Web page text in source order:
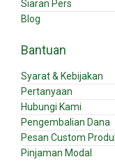
Siaran Pers
Blog
Bantuan
Syarat & Kebijakan
Pertanyaan
Hubungi Kami
Pengembalian Dana
Pesan Custom
Pinjaman Modal